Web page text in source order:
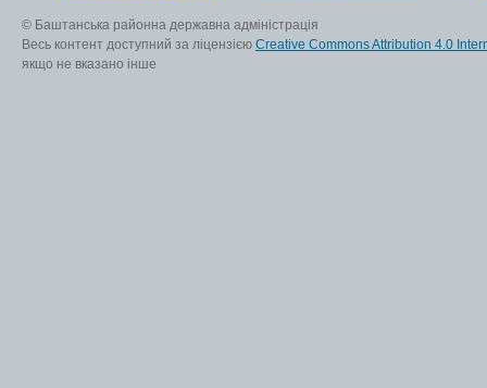
© Баштанська районна державна адміністрація
Весь контент доступний за ліцензією Creative Commons Attribution 4.0
якщо не вказано інше